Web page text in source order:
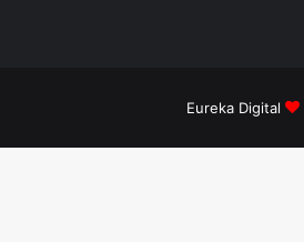
Eureka Digital